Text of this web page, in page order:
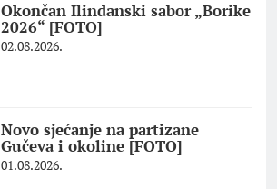
Okončan Ilindanski sabor „Borike
2026“ [FOTO]
02.08.2026.
Novo sjećanje na partizane
Gučeva i okoline [FOTO]
01.08.2026.